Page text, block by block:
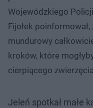
Wojewódzkiego
Fijołek
mundurowy
kroków, które
cierpiącego
Jeleń spotkał małe